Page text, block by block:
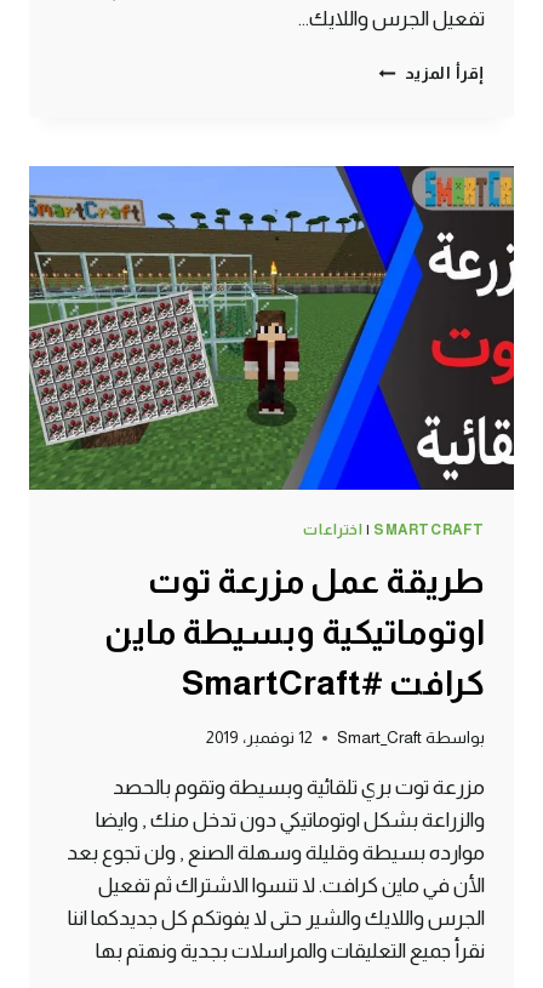
تفعيل الجرس واللايك…
إقرأ المزيد طريقة
إلكترونية
كرافت
الجوال
#SMARTCRAFT
SMARTCRAFT
| اختراعات
طريقة عمل مزرعة توت
اوتوماتيكية وبسيطة ماين
كرافت #SmartCraft
بواسطة Smart_Craft 12 نوفمبر، 2019
مزرعة توت بري تلقائية وبسيطة وتقوم بالحصد
والزراعة بشكل اوتوماتيكي دون تدخل منك , وايضا
موارده بسيطة وقليلة وسهلة الصنع , ولن تجوع بعد
الأن في ماين كرافت. لا تنسوا الاشتراك ثم تفعيل
الجرس واللايك والشير حتى لا يفوتكم كل جديدكما اننا
نقرأ جميع التعليقات والمراسلات بجدية ونهتم بها